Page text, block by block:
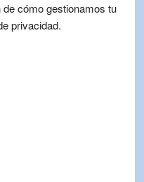
cómo gestionamos tu
privacidad.